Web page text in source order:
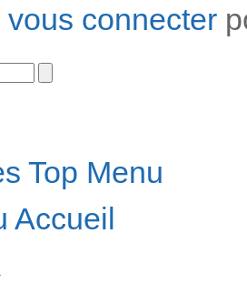
vous connecter
Top Menu
Accueil